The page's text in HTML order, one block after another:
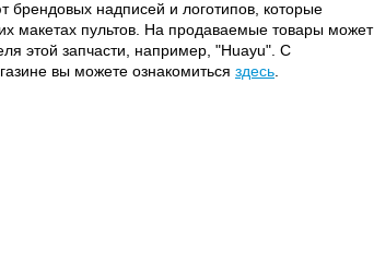
надписей и логотипов, которые
макетах пультов. На продаваемые товары может
этой запчасти, например, "Huayu". С
вы можете ознакомиться здесь